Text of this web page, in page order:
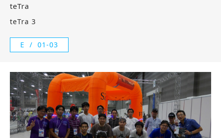
teTra
teTra 3
E 01-03